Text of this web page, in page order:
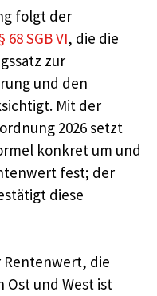
folgt der
68 SGB VI, die die
zur
und den
Mit der
2026 setzt
konkret um und
fest; der
diese
Rentenwert, die
und West ist